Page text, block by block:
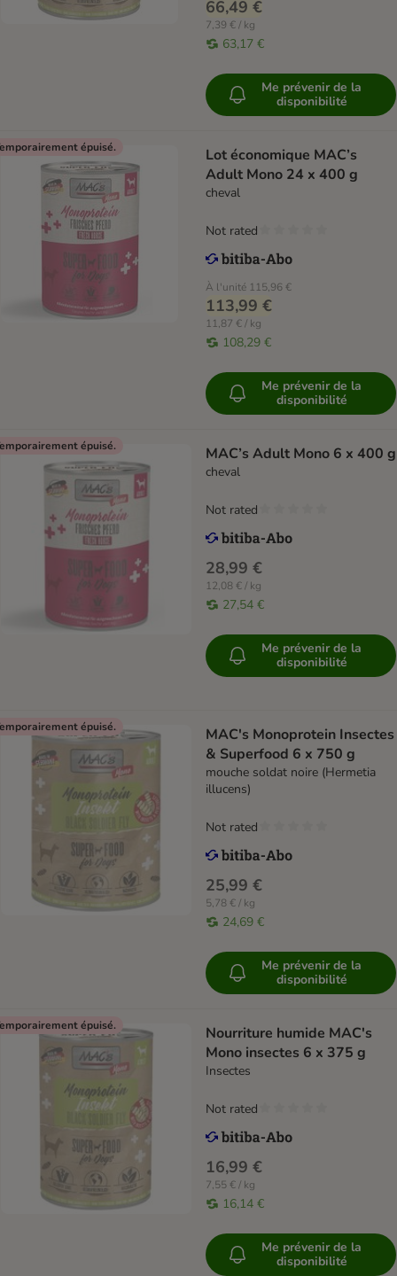
66,49 €
7,39 € / kg
63,17 €
Me prévenir de la
disponibilité
épuisé.
Lot économique MAC’s
Adult Mono 24 x 400 g
cheval
À l'unité 115,96 €
113,99 €
11,87 € / kg
108,29 €
Not rated
Me prévenir de la
disponibilité
épuisé. MAC’s Adult Mono 6 x 400 g
cheval
28,99 €
12,08 € / kg
27,54 €
Not rated
Me prévenir de la
disponibilité
épuisé.
MAC's Monoprotein Insectes
& Superfood 6 x 750 g
mouche soldat noire (Hermetia
illucens)
25,99 €
5,78 € / kg
24,69 €
Not rated
Me prévenir de la
disponibilité
épuisé.
Nourriture humide MAC's
Mono insectes 6 x 375 g
Insectes
16,99 €
7,55 € / kg
16,14 €
Not rated
Me prévenir de la
disponibilité